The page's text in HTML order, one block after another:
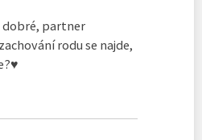
dobré, partner
rodu se najde,